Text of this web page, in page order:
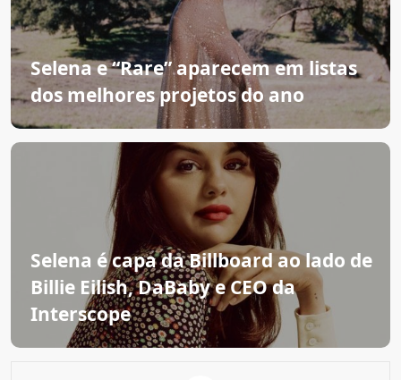
Selena e “Rare” aparecem em listas
dos melhores projetos do ano
Selena é capa da Billboard ao lado de
Billie Eilish, DaBaby e CEO da
Interscope